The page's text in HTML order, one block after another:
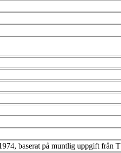
baserat på muntlig uppgift från T